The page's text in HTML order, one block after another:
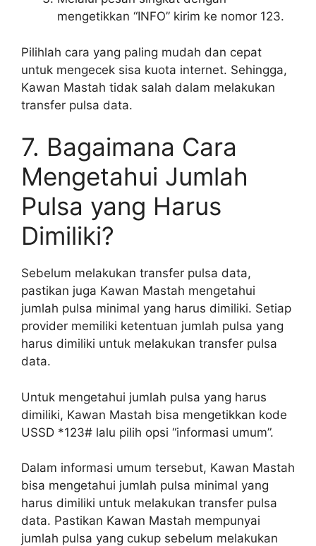
mengetikkan “INFO” kirim ke nomor 123.
Pilihlah cara yang paling mudah dan cepat
untuk mengecek sisa kuota internet. Sehingga,
Kawan Mastah tidak salah dalam melakukan
transfer pulsa data.
7. Bagaimana Cara
Mengetahui Jumlah
Pulsa yang Harus
Dimiliki?
Sebelum melakukan transfer pulsa data,
pastikan juga Kawan Mastah mengetahui
jumlah pulsa minimal yang harus dimiliki. Setiap
provider memiliki ketentuan jumlah pulsa yang
harus dimiliki untuk melakukan transfer pulsa
data.
Untuk mengetahui jumlah pulsa yang harus
dimiliki, Kawan Mastah bisa mengetikkan kode
USSD *123# lalu pilih opsi “informasi umum”.
Dalam informasi umum tersebut, Kawan Mastah
bisa mengetahui jumlah pulsa minimal yang
harus dimiliki untuk melakukan transfer pulsa
data. Pastikan Kawan Mastah mempunyai
jumlah pulsa yang cukup sebelum melakukan